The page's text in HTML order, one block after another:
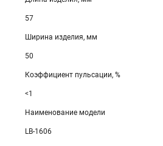
57
Ширина изделия, мм
50
Коэффициент пульсации, %
<1
Наименование модели
LB-1606